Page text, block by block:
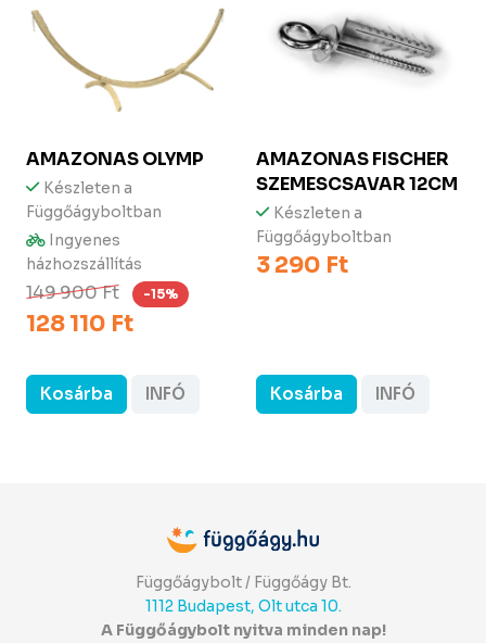
AMAZONASOLYMP
Készleten a
Függőágyboltban
Ingyenes
házhozszállítás
149 900 Ft -15%
128 110 Ft
Kosárba INFÓ
AMAZONAS FISCHER
SZEMESCSAVAR 12CM
Készleten a
Függőágyboltban
3 290 Ft
Kosárba INFÓ
Függőágybolt / Függőágy Bt.
1112 Budapest, Olt utca 10.
A Függőágybolt nyitva minden nap!